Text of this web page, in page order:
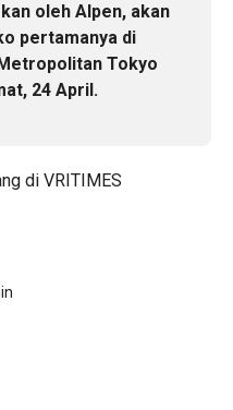
oleh Alpen, akan
pertamanya di
Tokyo
24 April.
di VRITIMES